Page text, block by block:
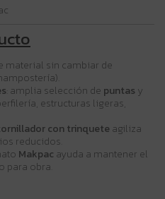
material sin cambiar de
: amplia selección de puntas y
estructuras ligeras,
con trinquete agiliza
reducidos.
Makpac ayuda a mantener el
para obra.